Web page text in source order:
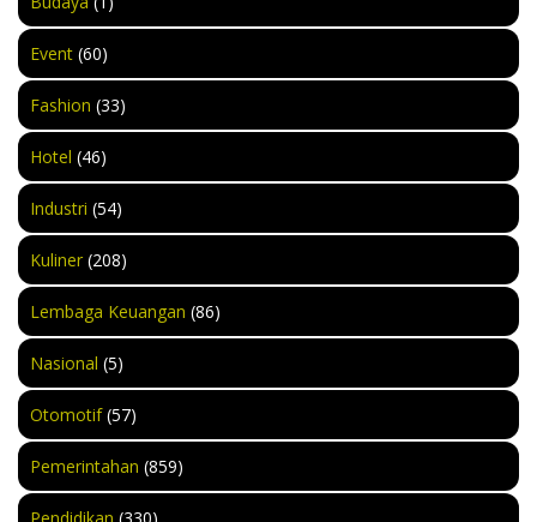
Event (60)
Fashion (33)
Hotel (46)
Industri (54)
Kuliner (208)
Lembaga Keuangan (86)
Nasional (5)
Otomotif(57)
Pemerintahan (859)